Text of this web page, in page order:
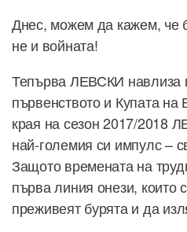
Днес, можем да кажем, че
не и войната!
Тепърва ЛЕВСКИ навлиза
първенството и Купата
края на сезон 2017/2018
най-големия си импулс –
Защото времената на
първа линия онези, които
преживеят бурята и да